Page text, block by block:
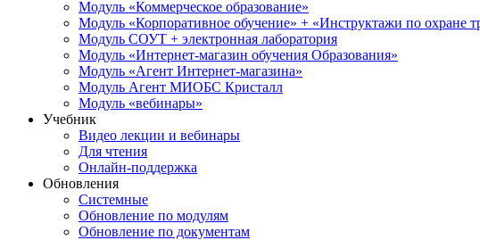
Модуль «Коммерческое образование»
Модуль «Корпоративное обучение» + «Инструктажи по охране
Модуль СОУТ + электронная лаборатория
Модуль «Интернет-магазин обучения Образования»
Модуль «Агент Интернет-магазина»
Модуль Агент МИОБС Кристалл
Модуль «вебинары»
Учебник
Видео лекции и вебинары
Для чтения
Онлайн-поддержка
Обновления
Системные
Обновление по модулям
Обновление по документам